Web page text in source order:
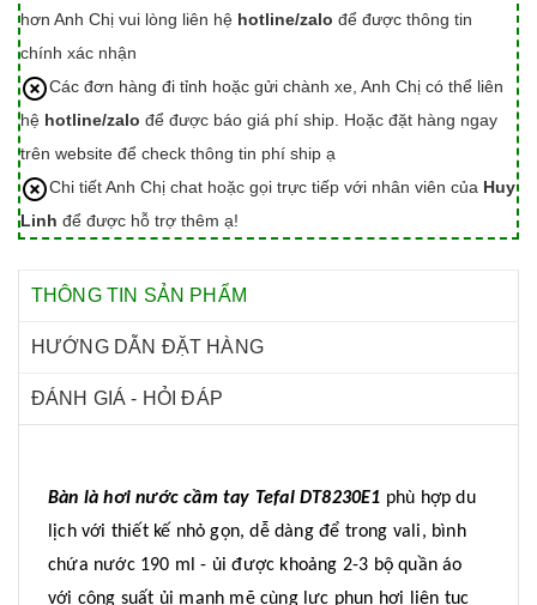
hơn Anh Chị vui lòng liên hệ hotline/zalo để được thông tin
chính xác nhận
Các đơn hàng đi tỉnh hoặc gửi chành xe, Anh Chị có thể liên
hệ hotline/zalo để được báo giá phí ship. Hoặc đặt hàng ngay
trên website để check thông tin phí ship ạ
Chi tiết Anh Chị chat hoặc gọi trực tiếp với nhân viên của Huy
Linh để được hỗ trợ thêm ạ!
THÔNG TIN SẢN PHẨM
HƯỚNG DẪN ĐẶT HÀNG
ĐÁNH GIÁ - HỎI ĐÁP
Bàn là hơi nước cầm tay Tefal DT8230E1 phù hợp du
lịch với thiết kế nhỏ gọn, dễ dàng để trong vali, bình
chứa nước 190 ml - ủi được khoảng 2-3 bộ quần áo
với công suất ủi mạnh mẽ cùng lực phun hơi liên tục